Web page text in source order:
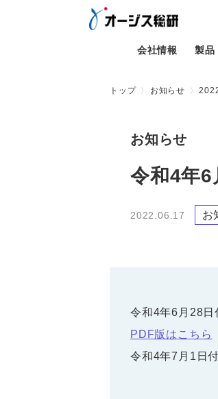
会社情報 製品
トップ お知らせ
お知らせ
令和4年
2022.06.17 お
令和4年6月28日
PDF版はこちら
令和4年7月1日